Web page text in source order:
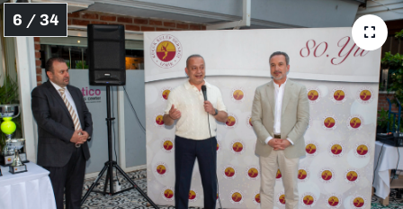
6 / 34